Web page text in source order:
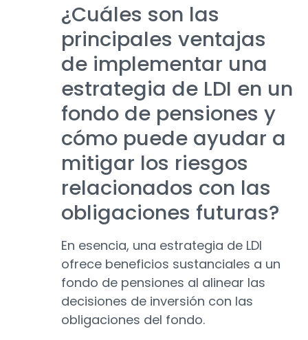
¿Cuáles son las
principales ventajas
de implementar una
estrategia de LDI en un
fondo de pensiones y
cómo puede ayudar a
mitigar los riesgos
relacionados con las
obligaciones futuras?
En esencia, una estrategia de LDI
ofrece beneficios sustanciales a un
fondo de pensiones al alinear las
decisiones de inversión con las
obligaciones del fondo.